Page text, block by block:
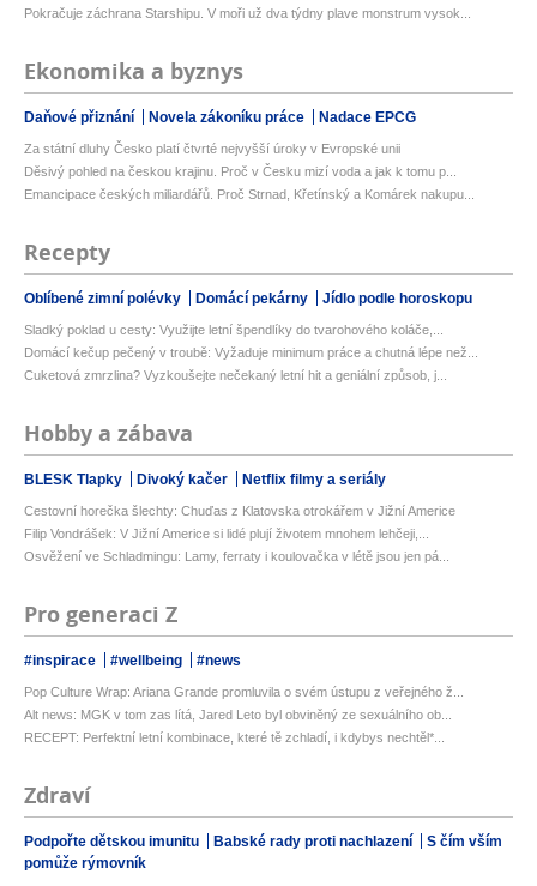
Pokračuje záchrana Starshipu. V moři už dva týdny plave monstrum vysok...
Ekonomika a byznys
Daňové přiznání Novela zákoníku práce Nadace EPCG
Za státní dluhy Česko platí čtvrté nejvyšší úroky v Evropské unii
Děsivý pohled na českou krajinu. Proč v Česku mizí voda a jak k tomu p...
Emancipace českých miliardářů. Proč Strnad, Křetínský a Komárek nakupu...
Recepty
Oblíbené zimní polévky Domácí pekárny Jídlo podle horoskopu
Sladký poklad u cesty: Využijte letní špendlíky do tvarohového koláče,...
Domácí kečup pečený v troubě: Vyžaduje minimum práce a chutná lépe než...
Cuketová zmrzlina? Vyzkoušejte nečekaný letní hit a geniální způsob, j...
Hobby a zábava
BLESK Tlapky Divoký kačer Netflix filmy a seriály
Cestovní horečka šlechty: Chuďas z Klatovska otrokářem v Jižní Americe
Filip Vondrášek: V Jižní Americe si lidé plují životem mnohem lehčeji,...
Osvěžení ve Schladmingu: Lamy, ferraty i koulovačka v létě jsou jen pá...
Pro generaci Z
#inspirace #wellbeing #news
Pop Culture Wrap: Ariana Grande promluvila o svém ústupu z veřejného ž...
Alt news: MGK v tom zas lítá, Jared Leto byl obviněný ze sexuálního ob...
RECEPT: Perfektní letní kombinace, které tě zchladí, i kdybys nechtěl*...
Zdraví
Podpořte dětskou imunitu Babské rady proti nachlazení
S čím vším
pomůže rýmovník